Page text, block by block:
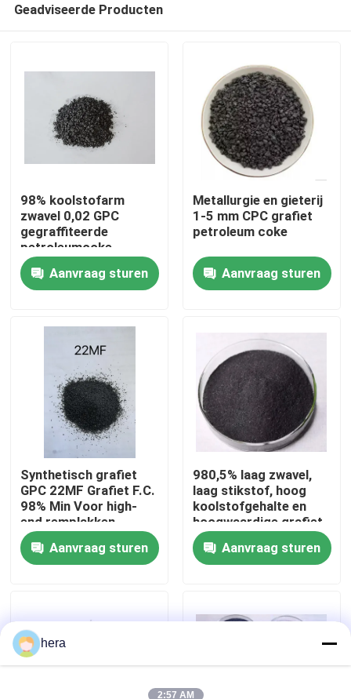
Huis
Producten
Ongeveer ons
Fabrieksreis
Kwaliteitscontrole
Contacteer ons
Nieuws
Grafiet Grondstof
Natuurlijk Vlokgrafiet
Geadviseerde Producten
98% koolstofarm
zwavel 0,02 GPC
gegraffiteerde
petroleumcoke
Aanvraag sturen
Metallurgie en gieterij
1-5 mm CPC grafiet
petroleum coke
Aanvraag sturen
Synthetisch grafiet
GPC 22MF Grafiet F.C.
98% Min Voor high-
end remplakken
Aanvraag sturen
980,5% laag zwavel,
laag stikstof, hoog
koolstofgehalte en
hoogwaardige grafiet
petroleum cokes
Aanvraag sturen
hera
2:57 AM